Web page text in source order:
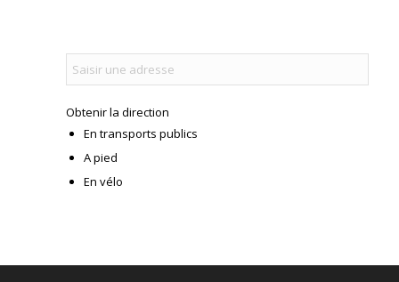
Obtenir la direction
En transports publics
A pied
En vélo